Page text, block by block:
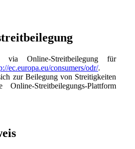
via Online-Streitbeilegung für
ec.europa.eu/consumers/odr/.
zur Beilegung von Streitigkeiten
Streitbeilegungs-Plattform